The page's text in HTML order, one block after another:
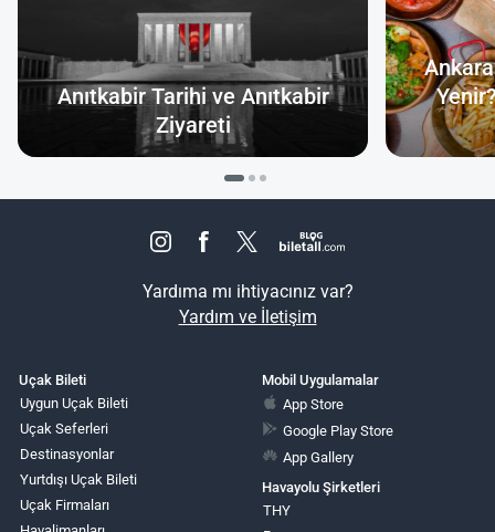
Anıtkabir Tarihi ve Anıtkabir
Ziyareti
Yardıma mı ihtiyacınız var?
Yardım ve İletişim
Uçak Bileti
Uygun Uçak Bileti
Uçak Seferleri
Destinasyonlar
Yurtdışı Uçak Bileti
Uçak Firmaları
Mobil Uygulamalar
App Store
Google Play Store
App Gallery
Havayolu Şirketleri
THY